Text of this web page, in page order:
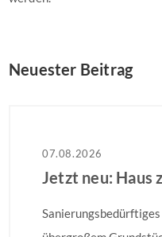
Neuester Beitrag
07.08.2026